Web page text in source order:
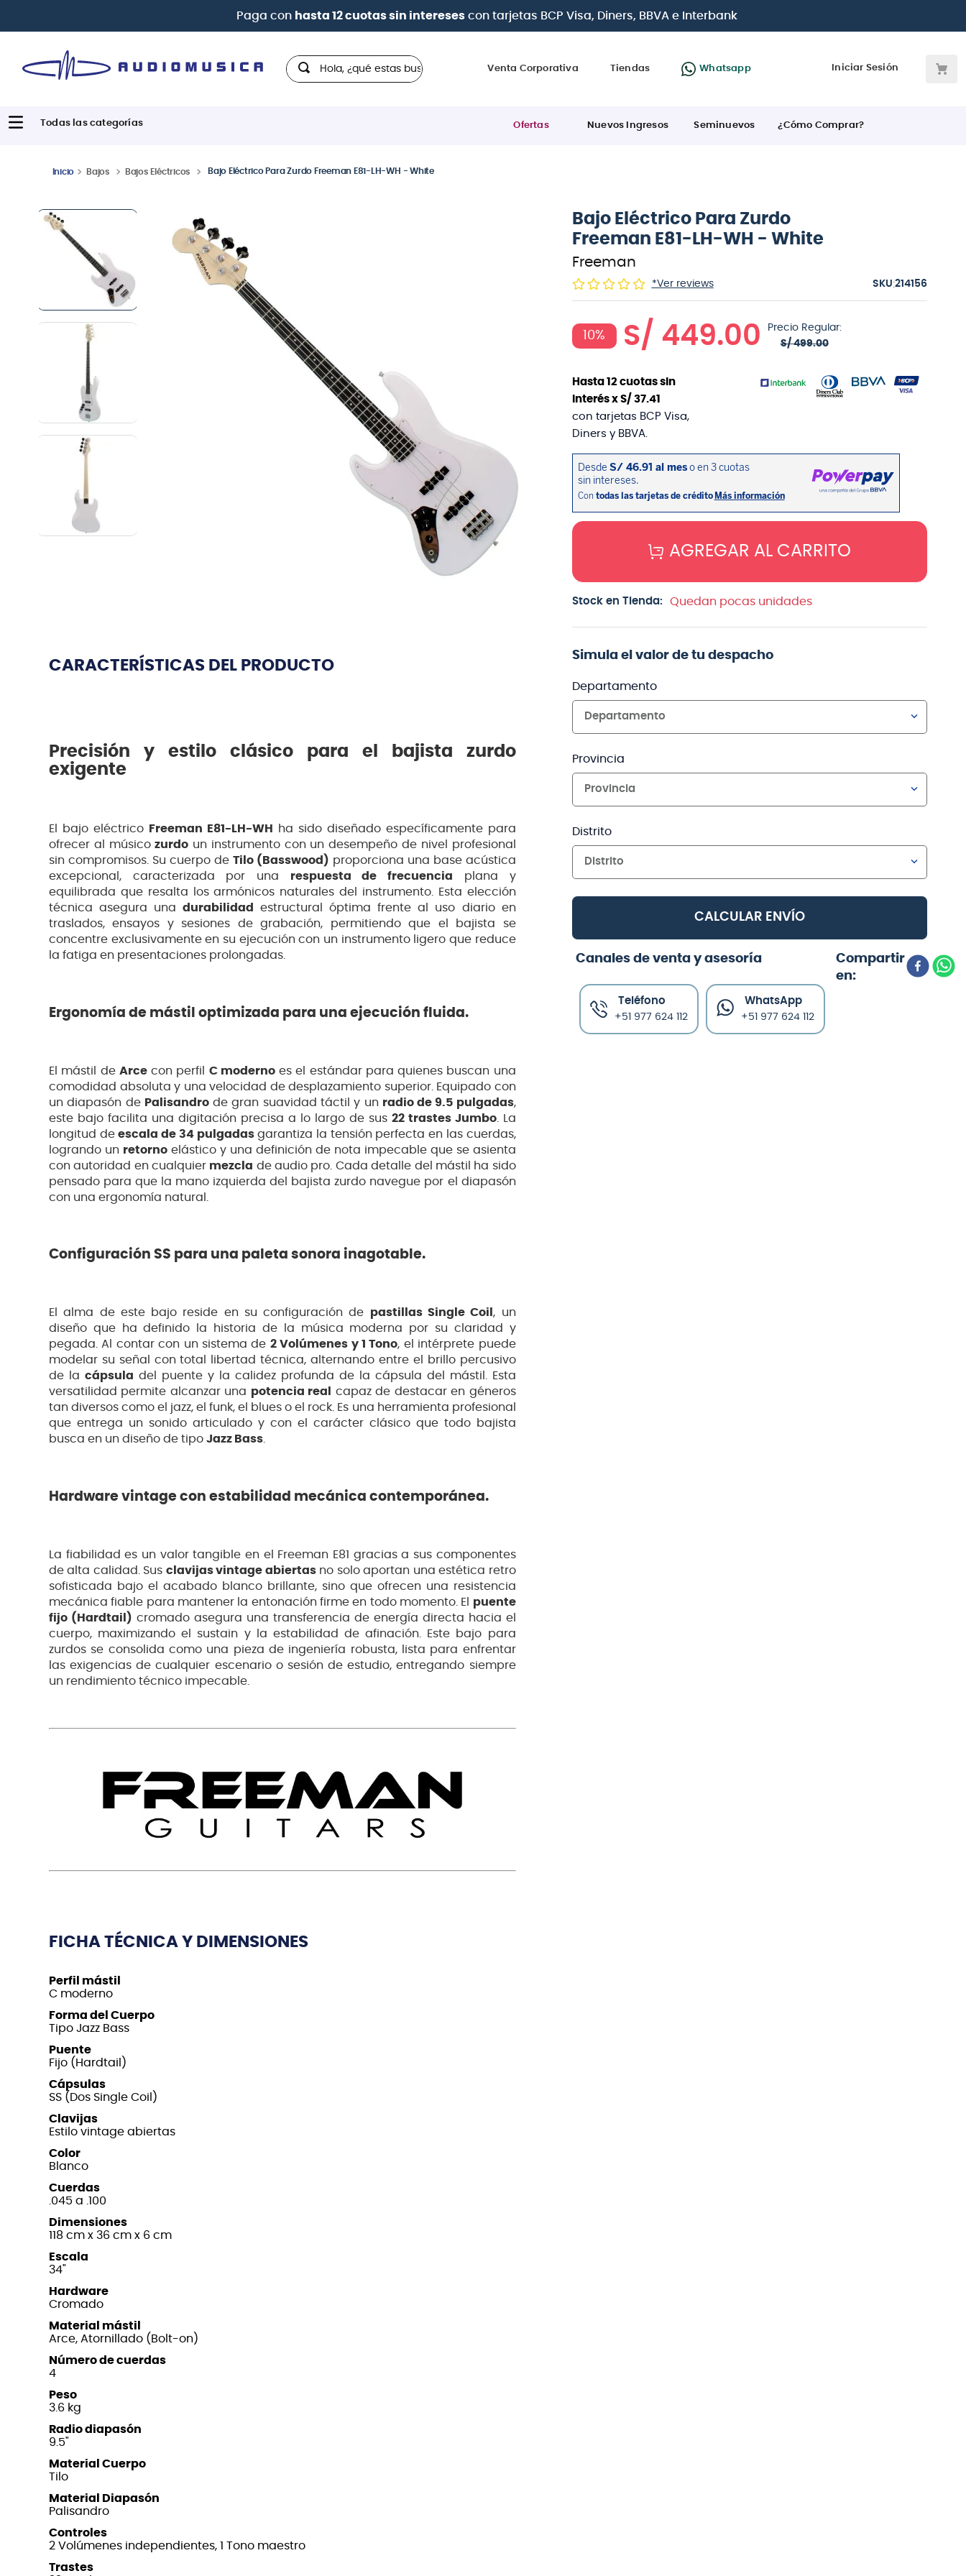
| Paga en cuotasdesde 0% de interés con todas las tarjetas de crédito
Hola, ¿qué estas buscando?
Venta Corporativa Tiendas Whatsapp Iniciar Sesión
Ofertas Nuevos Ingresos Seminuevos ¿Cómo Comprar?
Bajos Bajos Eléctricos Bajo Eléctrico Para Zurdo Freeman E81-LH-WH - White
CARACTERÍSTICAS DEL PRODUCTO
Precisión y estilo clásico para el bajista zurdo
exigente
El bajo eléctrico Freeman E81-LH-WH ha sido diseñado específicamente para
ofrecer al músicozurdo un instrumento con un desempeño de nivel profesional
sin compromisos. Su cuerpo de Tilo (Basswood) proporciona una base acústica
excepcional, caracterizada por una respuesta de frecuencia plana y
equilibrada que resalta los armónicos naturales del instrumento. Esta elección
técnica asegura unadurabilidad estructural óptima frente al uso diario en
traslados, ensayos y sesiones de grabación, permitiendo que el bajista se
concentre exclusivamente en su ejecución con un instrumento ligero que reduce
la fatiga en presentaciones prolongadas.
Ergonomía de mástil optimizada para una ejecución fluida.
El mástil de Arcecon perfil C modernoes el estándar para quienes buscan una
comodidad absoluta y una velocidad de desplazamiento superior. Equipado con
un diapasón de Palisandrode gran suavidad táctil y un radio de 9.5 pulgadas,
este bajo facilita una digitación precisa a lo largo de sus 22 trastes Jumbo. La
longitud deescala de 34 pulgadasgarantiza la tensión perfecta en las cuerdas,
logrando un retornoelástico y una definición de nota impecable que se asienta
con autoridad en cualquier mezcla de audio pro. Cada detalle del mástil ha sido
pensado para que la mano izquierda del bajista zurdo navegue por el diapasón
con una ergonomía natural.
Configuración SS para una paleta sonora inagotable.
El alma de este bajo reside en su configuración de pastillas Single Coil, un
diseño que ha definido la historia de la música moderna por su claridad y
pegada. Al contar con un sistema de 2 Volúmenes y 1 Tono, el intérprete puede
modelar su señal con total libertad técnica, alternando entre el brillo percusivo
de la cápsula del puente y la calidez profunda de la cápsula del mástil. Esta
versatilidad permite alcanzar una
potencia real capaz de destacar en géneros
tan diversos como el jazz, el funk, el blues o el rock. Es una herramienta profesional
que entrega un sonido articulado y con el carácter clásico que todo bajista
busca en un diseño de tipo Jazz Bass.
Hardware vintage con estabilidad mecánica contemporánea.
La fiabilidad es un valor tangible en el Freeman E81 gracias a sus componentes
de alta calidad. Sus clavijas vintage abiertasno solo aportan una estética retro
sofisticada bajo el acabado blanco brillante, sino que ofrecen una resistencia
mecánica fiable para mantener la entonación firme en todo momento. El puente
fijo (Hardtail) cromado asegura una transferencia de energía directa hacia el
cuerpo, maximizando el sustain y la estabilidad de afinación. Este bajo para
zurdos se consolida como una pieza de ingeniería robusta, lista para enfrentar
las exigencias de cualquier escenario o sesión de estudio, entregando siempre
un rendimiento técnico impecable.
FICHA TÉCNICA Y DIMENSIONES
Perfil mástil
C moderno
Forma del Cuerpo
Tipo Jazz Bass
Puente
Fijo (Hardtail)
Cápsulas
SS (Dos Single Coil)
Clavijas
Estilo vintage abiertas
Color
Blanco
Cuerdas
.045 a .100
Dimensiones
118 cm x 36 cm x 6 cm
Escala
34"
Hardware
Cromado
Material mástil
Arce, Atornillado (Bolt-on)
Número de cuerdas
4
Peso
3.6 kg
Radio diapasón
9.5"
Material Cuerpo
Tilo
Material Diapasón
Palisandro
Controles
2 Volúmenes independientes, 1 Tono maestro
Trastes
Bajo Eléctrico Para Zurdo
Freeman E81-LH-WH - White
Freeman
*Ver reviews :214156
10% S/ 449.00
Precio Regular:
S/ 499.00
Hasta 12cuotas sin
interés x S/ 37.41
con tarjetas BCP Visa,
Diners y BBVA.
AGREGAR AL CARRITO
Stock en Tienda: Quedan pocas unidades
Simula el valor de tu despacho
Departamento
Departamento
Provincia
Provincia
Distrito
Distrito
CALCULAR ENVÍO
Canales de venta y asesoría
Teléfono
+51 977 624 112
WhatsApp
+51 977 624 112